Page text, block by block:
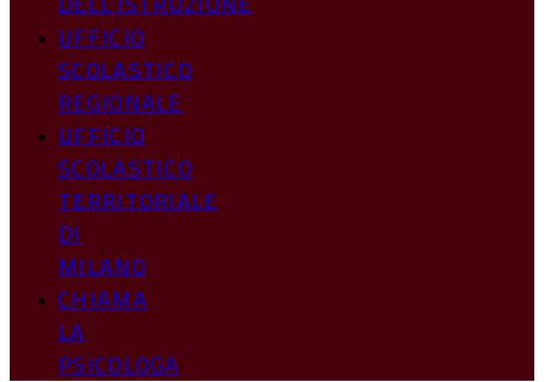
UFFICIO
SCOLASTICO
REGIONALE
UFFICIO
SCOLASTICO
TERRITORIALE
DI
MILANO
CHIAMA
LA
PSICOLOGA